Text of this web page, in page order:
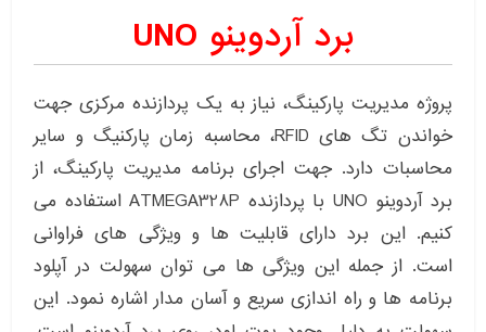
برد آردوینو UNO
پروژه مدیریت پارکینگ، نیاز به یک پردازنده مرکزی جهت
خواندن تگ های RFID، محاسبه زمان پارکنیگ و سایر
محاسبات دارد. جهت اجرای برنامه مدیریت پارکینگ، از
برد آردوینو UNO با پردازنده ATMEGA328P استفاده می
کنیم. این برد دارای قابلیت ها و ویژگی های فراوانی
است. از جمله این ویژگی ها می توان سهولت در آپلود
برنامه ها و راه اندازی سریع و آسان مدار اشاره نمود. این